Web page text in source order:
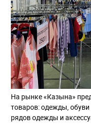
На рынке «Казына»
товаров: одежды,
рядов одежды и